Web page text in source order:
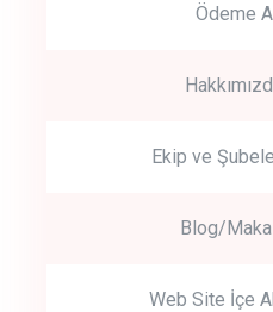
Ödeme
Ekip ve
Blog/
Web Site İçe